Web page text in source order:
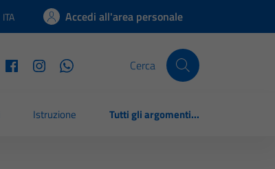
Lingua attiva:
ITA Accedi all'area personale
Cerca
Istruzione Tutti gli argomenti...